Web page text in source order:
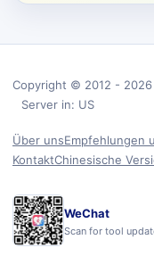
Copyright © 2012 - 2026
Server in: US
Über unsEmpfehlungen
KontaktChinesische
WeChat
Scan for tool